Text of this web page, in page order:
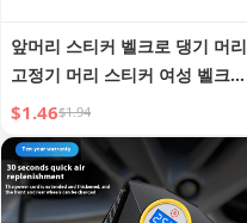
앞머리 스티커 벨크로 댕기 머리
고정기 머리 스티커 여성 벨크로
스타일링 올림 머리 머리 패치
스틱 헤어 액세서리 볼륨
$1.46$1.94